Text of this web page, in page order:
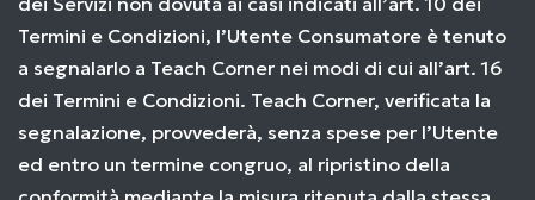
Termini e Condizioni, l’Utente Consumatore è tenuto
a segnalarlo a Teach Corner nei modi di cui all’art. 16
dei Termini e Condizioni. Teach Corner, verificata la
segnalazione, provvederà, senza spese per l’Utente
ed entro un termine congruo, al ripristino della